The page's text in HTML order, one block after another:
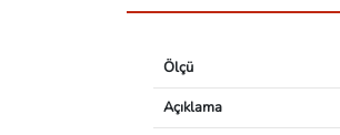
Ölçü
Açıklama